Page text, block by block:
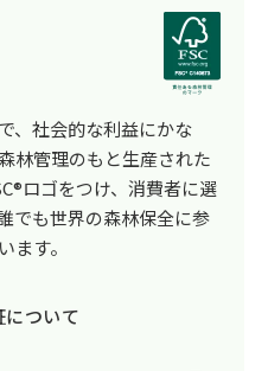
、社会的な利益にかな
林管理のもと生産された
ロゴをつけ、消費者に選
でも世界の森林保全に参
ます。
について